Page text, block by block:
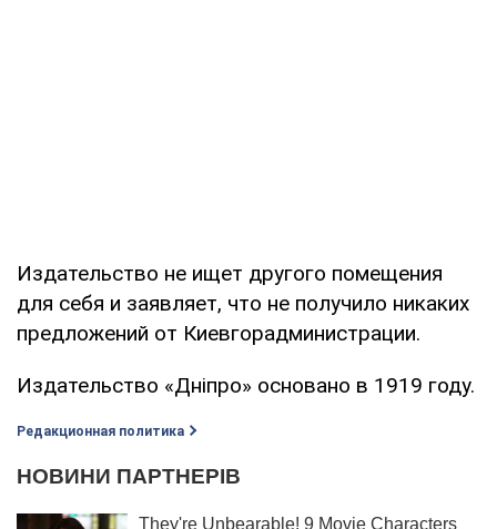
Издательство не ищет другого помещения
для себя и заявляет, что не получило никаких
предложений от Киевгорадминистрации.
Издательство «Дніпро» основано в 1919 году.
Редакционная политика